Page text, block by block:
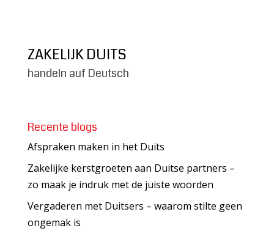
ZAKELIJK DUITS
handeln auf Deutsch
Recente blogs
Afspraken maken in het Duits
Zakelijke kerstgroeten aan Duitse partners –
zo maak je indruk met de juiste woorden
Vergaderen met Duitsers – waarom stilte geen
ongemak is